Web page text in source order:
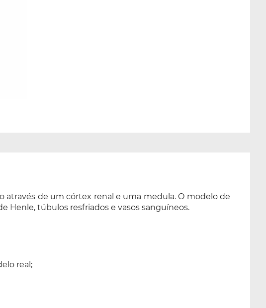
através de um córtex renal e uma medula. O modelo de
Henle, túbulos resfriados e vasos sanguíneos.
real;